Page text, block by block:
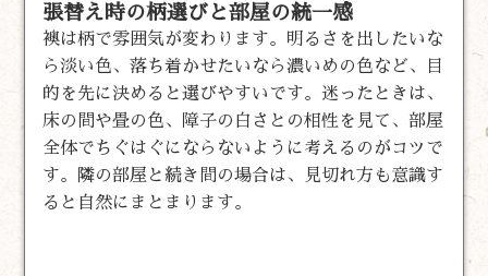
張替え時の柄選びと部屋の統一感
襖は柄で雰囲気が変わります。明るさを出したいな
ら淡い色、落ち着かせたいなら濃いめの色など、目
的を先に決めると選びやすいです。迷ったときは、
床の間や畳の色、障子の白さとの相性を見て、部屋
全体でちぐはぐにならないように考えるのがコツで
す。隣の部屋と続き間の場合は、見切れ方も意識す
ると自然にまとまります。